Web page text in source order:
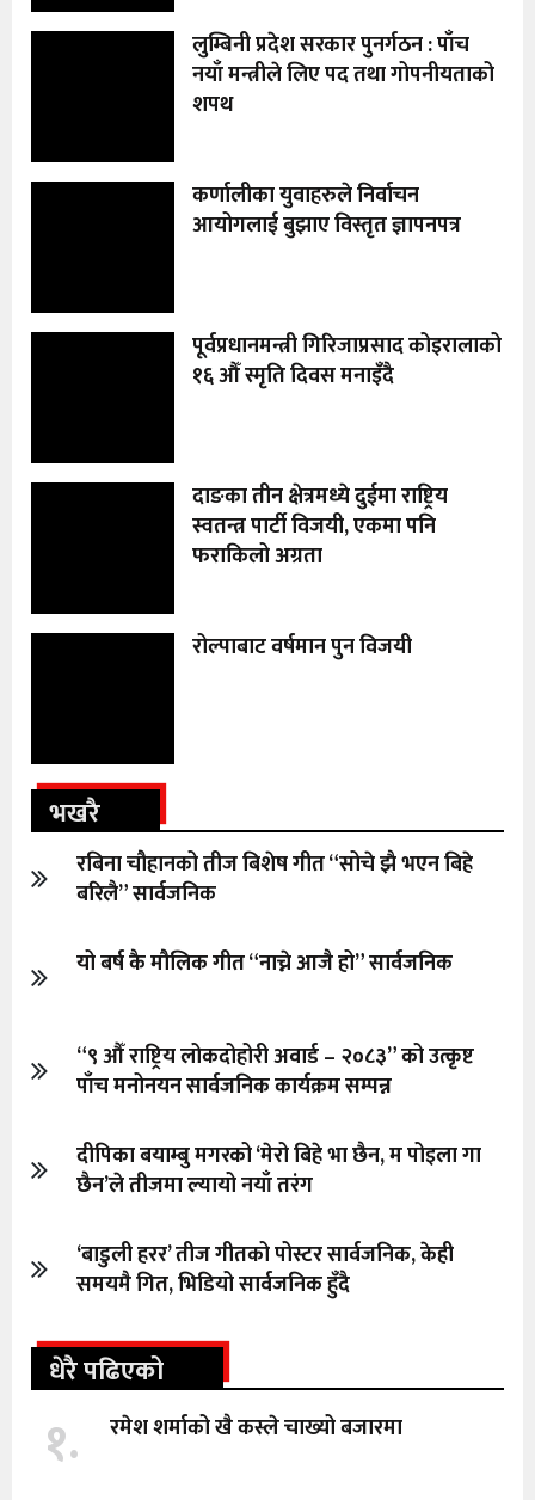
लुम्बिनी प्रदेश सरकार पुनर्गठन : पाँच
नयाँ मन्त्रीले लिए पद तथा गोपनीयताको
शपथ
कर्णालीका युवाहरुले निर्वाचन
आयोगलाई बुझाए विस्तृत ज्ञापनपत्र
पूर्वप्रधानमन्त्री गिरिजाप्रसाद कोइरालाको
१६ औँ स्मृति दिवस मनाइँदै
दाङका तीन क्षेत्रमध्ये दुईमा राष्ट्रिय
स्वतन्त्र पार्टी विजयी, एकमा पनि
फराकिलो अग्रता
रोल्पाबाट वर्षमान पुन विजयी
भखरै
रबिना चौहानको तीज बिशेष गीत “सोचे झै भएन बिहे
बरिलै” सार्वजनिक
यो बर्ष कै मौलिक गीत “नाच्ने आजै हो” सार्वजनिक
“९ औँ राष्ट्रिय लोकदोहोरी अवार्ड – २०८३” को उत्कृष्ट
पाँच मनोनयन सार्वजनिक कार्यक्रम सम्पन्न
दीपिका बयाम्बु मगरको ‘मेरो बिहे भा छैन, म पोइला गा
छैन’ले तीजमा ल्यायो नयाँ तरंग
‘बाडुली हरर’ तीज गीतको पोस्टर सार्वजनिक, केही
समयमै गित, भिडियो सार्वजनिक हुँदै
धेरै पढिएको
१. रमेश शर्माको खै कस्ले चाख्यो बजारमा